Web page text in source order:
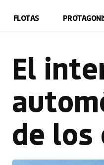
FLOTAS
El
de los